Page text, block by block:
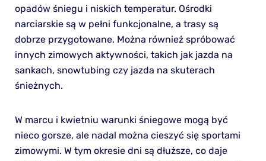
opadów śniegu i niskich temperatur. Ośrodki
narciarskie są w pełni funkcjonalne, a trasy są
dobrze przygotowane. Można również spróbować
innych zimowych aktywności, takich jak jazda na
sankach, snowtubing czy jazda na skuterach
śnieżnych.
W marcu i kwietniu warunki śniegowe mogą być
nieco gorsze, ale nadal można cieszyć się sportami
zimowymi. W tym okresie dni są dłuższe, co daje